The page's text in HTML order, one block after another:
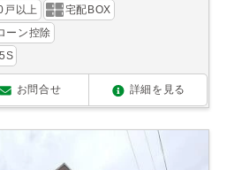
戸以上
宅配BOX
ーン控除
お問合せ 詳細を見る